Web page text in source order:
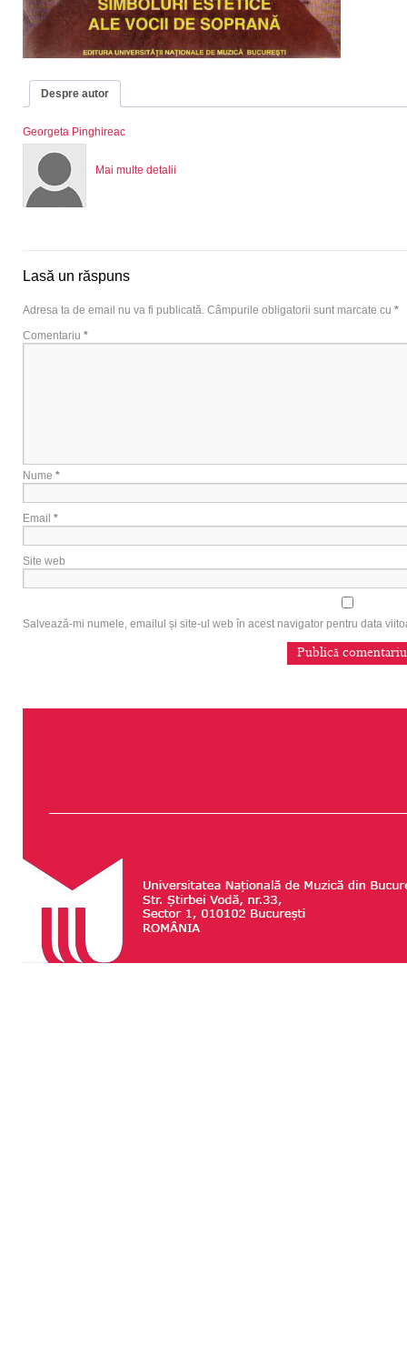
Despre autor
Georgeta Pinghireac
Mai multe detalii
Lasă un răspuns
Adresa ta de email nu va fi publicată. Câmpurile obligatorii sunt marcate cu *
Comentariu *
Nume *
Email *
Site web
Salvează-mi numele, emailul și site-ul web în acest navigator pentru data